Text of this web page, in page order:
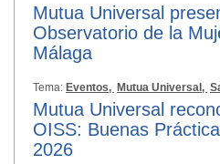
Mutua Universal
Observatorio de la
Málaga
Tema: Eventos, Mutua Universal,
Mutua Universal
OISS: Buenas
2026